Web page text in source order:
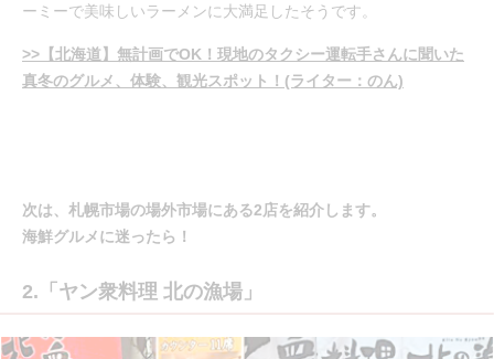
ーミーで美味しいラーメンに大満足したそうです。
>>【北海道】無計画でOK！現地のタクシー運転手さんに聞いた
真冬のグルメ、体験、観光スポット！(ライター：のん)
次は、札幌市場の場外市場にある2店を紹介します。
海鮮グルメに迷ったら！
2.「ヤン衆料理 北の漁場」